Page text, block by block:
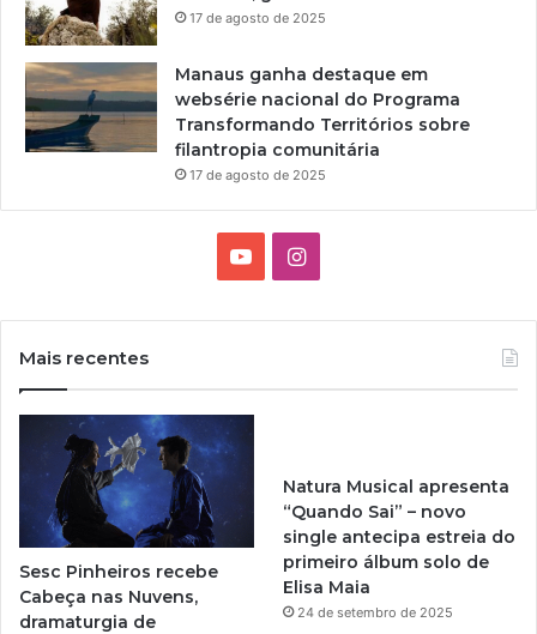
17 de agosto de 2025
Manaus ganha destaque em
websérie nacional do Programa
Transformando Territórios sobre
filantropia comunitária
17 de agosto de 2025
e
I
g
r
a
Mais recentes
Sesc Pinheiros recebe
Cabeça nas Nuvens,
dramaturgia de
Natura Musical apresenta
“Quando Sai” – novo
single antecipa estreia do
primeiro álbum solo de
Elisa Maia
24 de setembro de 2025